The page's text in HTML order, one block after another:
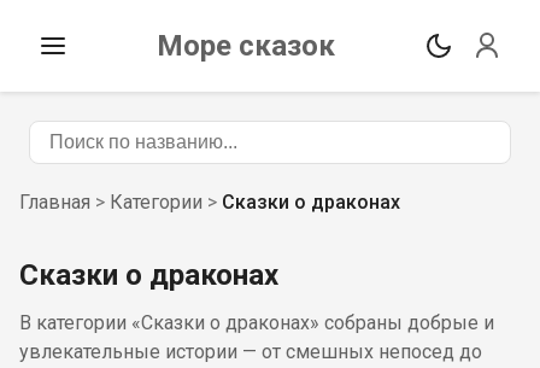
Море сказок
Главная > Категории > Сказки о драконах
Сказки о драконах
В категории «Сказки о драконах» собраны добрые и
увлекательные истории — от смешных непосед до